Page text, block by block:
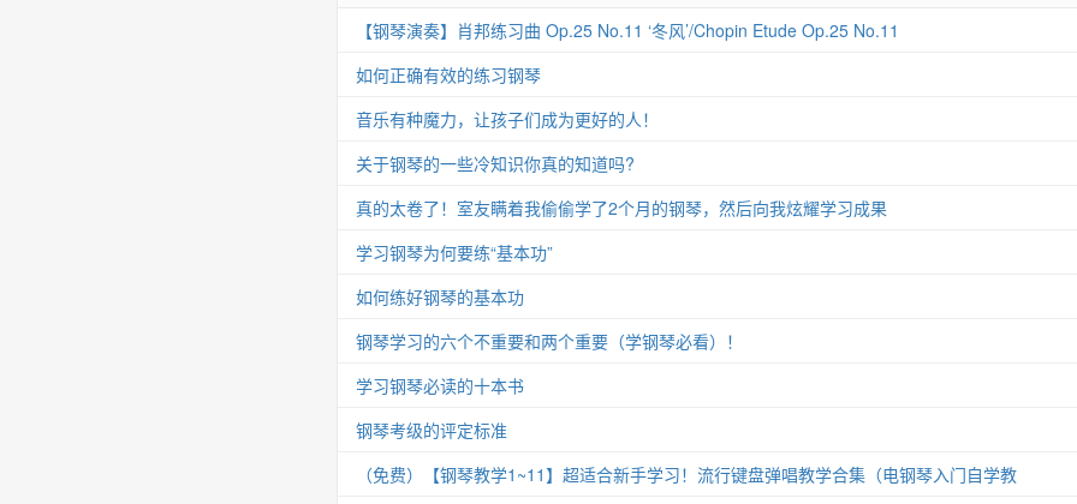
【钢琴演奏】肖邦练习曲 Op.25 No.11 ‘冬风’/Chopin Etude Op.25 No.11
如何正确有效的练习钢琴
音乐有种魔力，让孩子们成为更好的人！
关于钢琴的一些冷知识你真的知道吗?
真的太卷了！室友瞒着我偷偷学了2个月的钢琴，然后向我炫耀学习成果
学习钢琴为何要练“基本功”
如何练好钢琴的基本功
钢琴学习的六个不重要和两个重要（学钢琴必看）！
学习钢琴必读的十本书
钢琴考级的评定标准
（免费）【钢琴教学1~11】超适合新手学习！流行键盘弹唱教学合集（电钢琴入门自学教